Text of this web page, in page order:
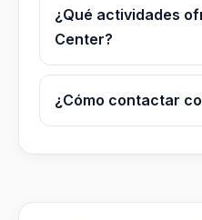
¿Qué actividades
Center?
¿Cómo contactar